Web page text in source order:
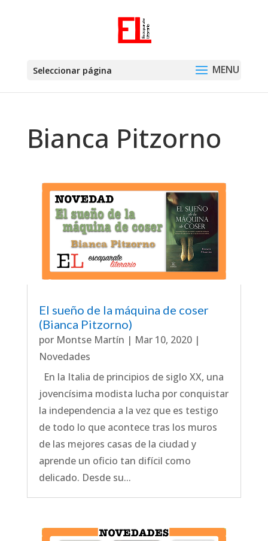
Seleccionar página
Bianca Pitzorno
El sueño de la máquina de coser
(Bianca Pitzorno)
por Montse Martín | Mar 10, 2020|
Novedades
En la Italia de principios de siglo XX, una
jovencísima modista lucha por conquistar
la independencia a la vez que es testigo
de todo lo que acontece tras los muros
de las mejores casas de la ciudad y
aprende un oficio tan difícil como
delicado. Desde su...